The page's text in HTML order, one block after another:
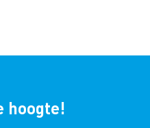
hoogte!